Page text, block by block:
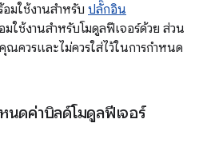
มใช้งานสำหรับ ปลั๊กอิน
มใช้งานสำหรับโมดูลฟีเจอร์ด้วย ส่วน
ควรและไม่ควรใส่ไว้ในการกำหนด
นดค่าบิลด์โมดูลฟีเจอร์